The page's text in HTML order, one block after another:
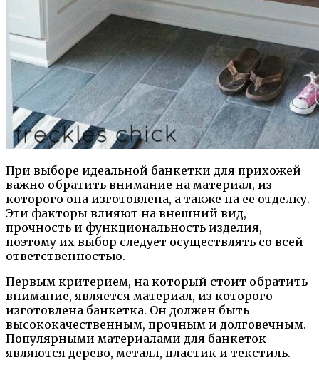
При выборе идеальной банкетки для прихожей
важно обратить внимание на материал, из
которого она изготовлена, а также на ее отделку.
Эти факторы влияют на внешний вид,
прочность и функциональность изделия,
поэтому их выбор следует осуществлять со всей
ответственностью.
Первым критерием, на который стоит обратить
внимание, является материал, из которого
изготовлена банкетка. Он должен быть
высококачественным, прочным и долговечным.
Популярными материалами для банкеток
являются дерево, металл, пластик и текстиль.